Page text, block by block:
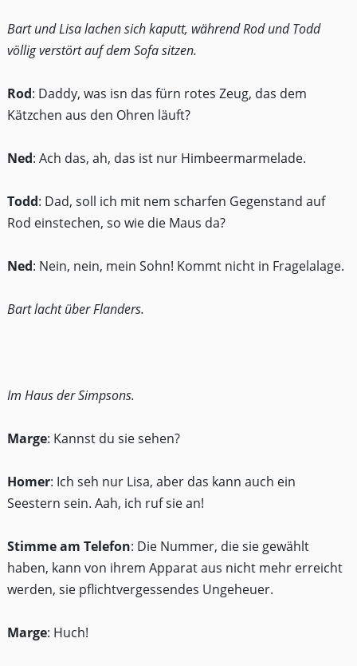
Bart und Lisa lachen sich kaputt, während Rod und Todd
völlig verstört auf dem Sofa sitzen.
Rod: Daddy, was isn das fürn rotes Zeug, das dem
Kätzchen aus den Ohren läuft?
Ned: Ach das, ah, das ist nur Himbeermarmelade.
Todd: Dad, soll ich mit nem scharfen Gegenstand auf
Rod einstechen, so wie die Maus da?
Ned: Nein, nein, mein Sohn! Kommt nicht in Fragelalage.
Bart lacht über Flanders.
Im Haus der Simpsons.
Marge: Kannst du sie sehen?
Homer: Ich seh nur Lisa, aber das kann auch ein
Seestern sein. Aah, ich ruf sie an!
Stimme am Telefon: Die Nummer, die sie gewählt
haben, kann von ihrem Apparat aus nicht mehr erreicht
werden, sie pflichtvergessendes Ungeheuer.
Marge: Huch!